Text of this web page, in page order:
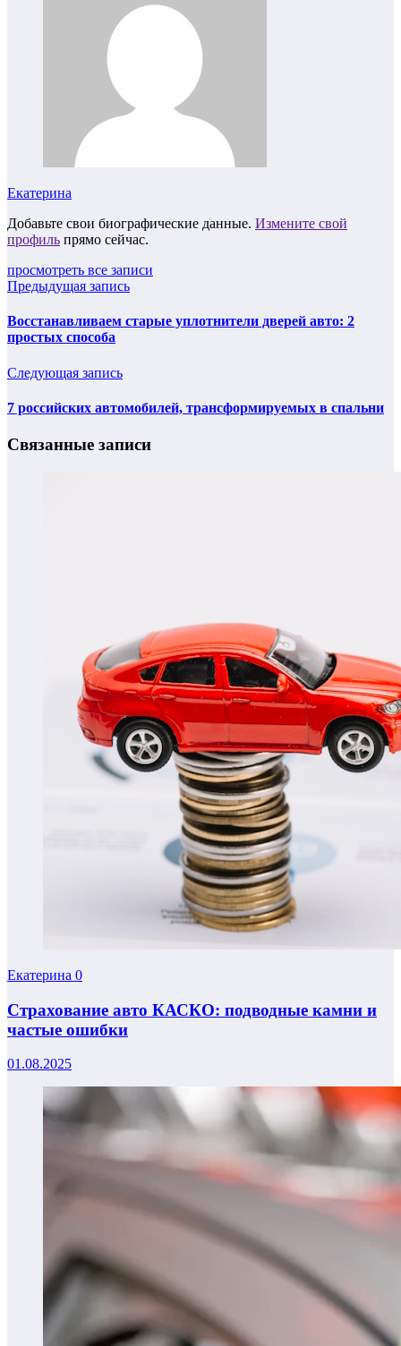
Екатерина
Добавьте свои биографические данные. Измените свой
профиль прямо сейчас.
просмотреть все записи
Предыдущая запись
Восстанавливаем старые уплотнители дверей авто: 2
простых способа
Следующая запись
7 российских автомобилей, трансформируемых в спальни
Связанные записи
Екатерина 0
Страхование авто КАСКО: подводные камни и
частые ошибки
01.08.2025